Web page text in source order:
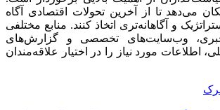
می‌دهد تا از آخرین تحولات اقتصادی آگاه
و آگاهانه‌تری اتخاذ کنند. منابع مختلفی
خبری، وب‌سایت‌های تخصصی و گزارش‌های
اطلاعات مورد نیاز را در اختیار علاقه‌مندان